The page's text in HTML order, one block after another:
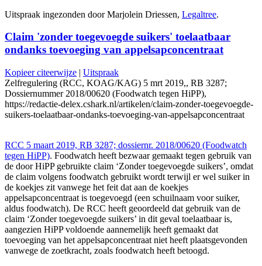
Uitspraak ingezonden door Marjolein Driessen, Legaltree.
Claim 'zonder toegevoegde suikers' toelaatbaar
ondanks toevoeging van appelsapconcentraat
Kopieer citeerwijze | Uitspraak
Zelfregulering (RCC, KOAG/KAG) 5 mrt 2019,, RB 3287;
Dossiernummer 2018/00620 (Foodwatch tegen HiPP),
https://redactie-delex.cshark.nl/artikelen/claim-zonder-toegevoegde-
suikers-toelaatbaar-ondanks-toevoeging-van-appelsapconcentraat
RCC 5 maart 2019, RB 3287; dossiernr. 2018/00620 (Foodwatch
tegen HiPP). Foodwatch heeft bezwaar gemaakt tegen gebruik van
de door HiPP gebruikte claim ‘Zonder toegevoegde suikers’, omdat
de claim volgens foodwatch gebruikt wordt terwijl er wel suiker in
de koekjes zit vanwege het feit dat aan de koekjes
appelsapconcentraat is toegevoegd (een schuilnaam voor suiker,
aldus foodwatch). De RCC heeft geoordeeld dat gebruik van de
claim ‘Zonder toegevoegde suikers’ in dit geval toelaatbaar is,
aangezien HiPP voldoende aannemelijk heeft gemaakt dat
toevoeging van het appelsapconcentraat niet heeft plaatsgevonden
vanwege de zoetkracht, zoals foodwatch heeft betoogd.